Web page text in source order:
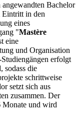
Bachelor
in den
eines
"Mastère
eine
und Organisation
erfolgt
sodass die
schrittweise
setzt sich aus
zusammen. Der
Monate und wird